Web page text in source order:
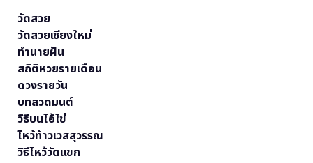
วัดสวย
วัดสวยเชียงใหม่
ทำนายฝัน
สถิติหวยรายเดือน
ดวงรายวัน
บทสวดมนต์
วิธีบนไอ้ไข่
ไหว้ท้าวเวสสุวรรณ
วิธีไหว้วัดแขก